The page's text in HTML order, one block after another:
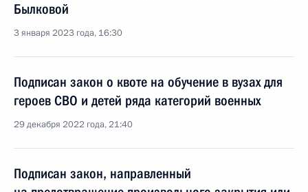
Былковой
3 января 2023 года, 16:30
Подписан закон о квоте на обучение в вузах для
героев СВО и детей ряда категорий военных
29 декабря 2022 года, 21:40
Подписан закон, направленный